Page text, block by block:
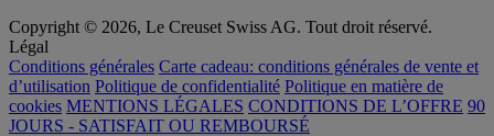
Copyright © 2026, Le Creuset Swiss AG. Tout droit réservé.
Légal
Conditions générales Carte cadeau: conditions générales de vente et
d’utilisation Politique de confidentialité Politique en matière de
cookies MENTIONS LÉGALES CONDITIONS DE L’OFFRE 90
JOURS - SATISFAIT OU REMBOURSÉ